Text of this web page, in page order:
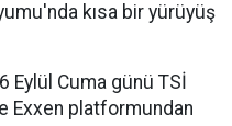
kısa bir yürüyüş
Eylül Cuma günü TSİ
Exxen platformundan